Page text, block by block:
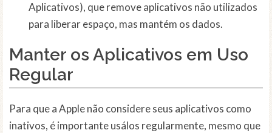
Aplicativos), que remove aplicativos não utilizados
para liberar espaço, mas mantém os dados.
Manter os Aplicativos em Uso
Regular
Para que a Apple não considere seus aplicativos como
inativos, é importante usálos regularmente, mesmo que